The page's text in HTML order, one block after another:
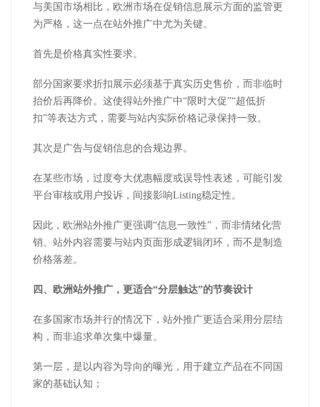
与美国市场相比，欧洲市场在促销信息展示方面的监管更
为严格，这一点在站外推广中尤为关键。
首先是价格真实性要求。
部分国家要求折扣展示必须基于真实历史售价，而非临时
抬价后再降价。这使得站外推广中“限时大促”“超低折
扣”等表达方式，需要与站内实际价格记录保持一致。
其次是广告与促销信息的合规边界。
在某些市场，过度夸大优惠幅度或误导性表述，可能引发
平台审核或用户投诉，间接影响Listing稳定性。
因此，欧洲站外推广更强调“信息一致性”，而非情绪化营
销。站外内容需要与站内页面形成逻辑闭环，而不是制造
价格落差。
四、欧洲站外推广，更适合“分层触达”的节奏设计
在多国家市场并行的情况下，站外推广更适合采用分层结
构，而非追求单次集中爆量。
第一层，是以内容为导向的曝光，用于建立产品在不同国
家的基础认知；